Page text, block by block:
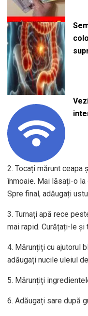
2. Tocați mărunt
înmoaie. Mai lăsați-o
Spre final, adăugați
3. Turnați apă rece
mai rapid. Curățați-le și
4. Mărunțiți cu ajutorul
adăugați nucile uleiul
5. Mărunțiți
6. Adăugați sare după